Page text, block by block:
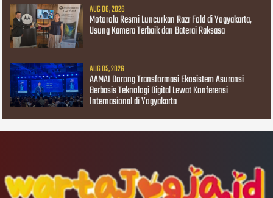
AUG 06, 2026
Motorola Resmi Luncurkan Razr Fold di Yogyakarta,
Usung Kamera Terbaik dan Baterai Raksasa
AUG 05, 2026
AAMAI Dorong Transformasi Ekosistem Asuransi
Berbasis Teknologi Digital Lewat Konferensi
Internasional di Yogyakarta